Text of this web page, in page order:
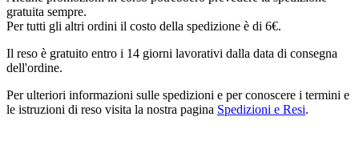
gratuita sempre.
Per tutti gli altri ordini il costo della spedizione è di 6€.
Il reso è gratuito entro i 14 giorni lavorativi dalla data di consegna
dell'ordine.
Per ulteriori informazioni sulle spedizioni e per conoscere i termini e
le istruzioni di reso visita la nostra pagina Spedizioni e Resi.